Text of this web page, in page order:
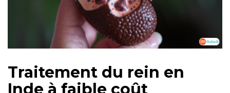
Traitement du rein en
Inde à faible coût